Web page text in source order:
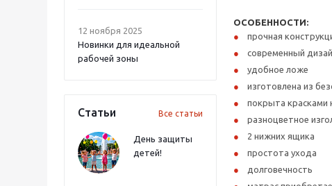
12 ноября 2025
Новинки для идеальной
рабочей зоны
Статьи Все статьи
День защиты
детей!
ОСОБЕННОСТИ:
прочная
современный
удобное ложе
изготовлена из
покрыта красками
разноцветное
2 нижних ящика
простота ухода
долговечность